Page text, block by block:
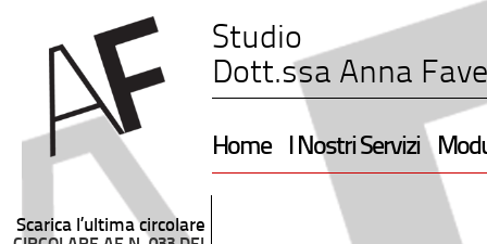
Studio
Dott.ssa Anna
Home I Nostri Servizi
Scarica l’ultima circolare